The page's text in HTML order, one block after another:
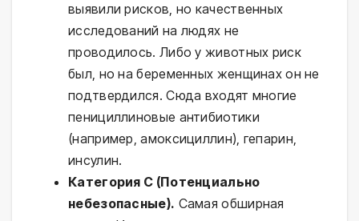
выявили рисков, но качественных
исследований на людях не
проводилось. Либо у животных риск
был, но на беременных женщинах он не
подтвердился. Сюда входят многие
пенициллиновые антибиотики
(например, амоксициллин), гепарин,
инсулин.
Категория C (Потенциально
небезопасные). Самая обширная